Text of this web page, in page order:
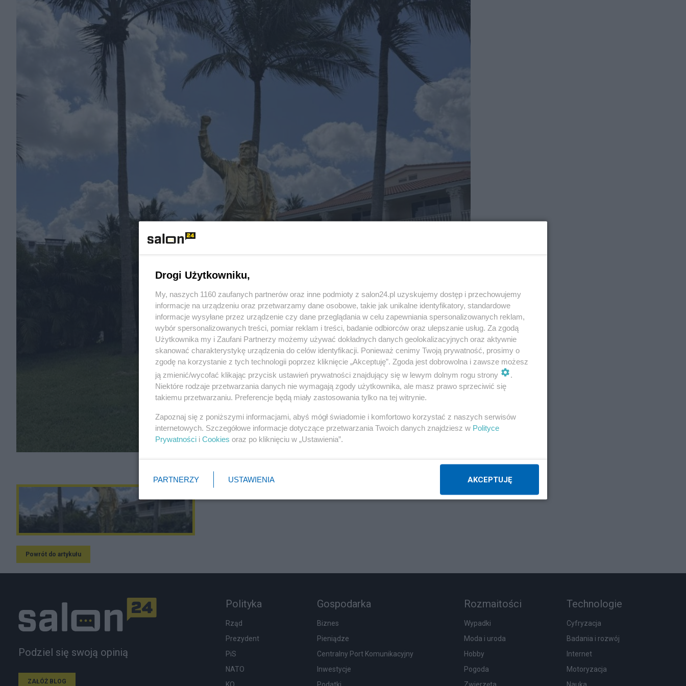
Powrót do artykułu
Podziel się swoją opinią
ZAŁÓŻ BLOG
Polityka
Rząd
Prezydent
PiS
NATO
Gospodarka
Biznes
Pieniądze
Centralny Port Komunikacyjny
Inwestycje
Rozmaitości
Wypadki
Moda i uroda
Hobby
Pogoda
Technologie
Cyfryzacja
Badania i rozwój
Internet
Motoryzacja
Drogi Użytkowniku,
My, naszych 1160 zaufanych partnerów oraz inne podmioty z salon24.pl uzyskujemy dostęp i przechowujemy
informacje na urządzeniu oraz przetwarzamy dane osobowe, takie jak unikalne identyfikatory, standardowe
informacje wysyłane przez urządzenie czy dane przeglądania w celu zapewniania spersonalizowanych reklam,
wybór spersonalizowanych treści, pomiar reklam i treści, badanie odbiorców oraz ulepszanie usług. Za zgodą
Użytkownika my i Zaufani Partnerzy możemy używać dokładnych danych geolokalizacyjnych oraz aktywnie
skanować charakterystykę urządzenia do celów identyfikacji. Ponieważ cenimy Twoją prywatność, prosimy o
zgodę na korzystanie z tych technologii poprzez kliknięcie „Akceptuję”. Zgoda jest dobrowolna i zawsze możesz
ją zmienić/wycofać klikając przycisk ustawień prywatności znajdujący się w lewym dolnym rogu strony
Niektóre rodzaje przetwarzania danych nie wymagają zgody użytkownika, ale masz prawo sprzeciwić się
takiemu przetwarzaniu. Preferencje będą miały zastosowania tylko na tej witrynie.
Zapoznaj się z poniższymi informacjami, abyś mógł świadomie i komfortowo korzystać z naszych serwisów
internetowych. Szczegółowe informacje dotyczące przetwarzania Twoich danych znajdziesz w Polityce
Prywatności i Cookies oraz po kliknięciu w „Ustawienia”.
PARTNERZY USTAWIENIA AKCEPTUJĘ